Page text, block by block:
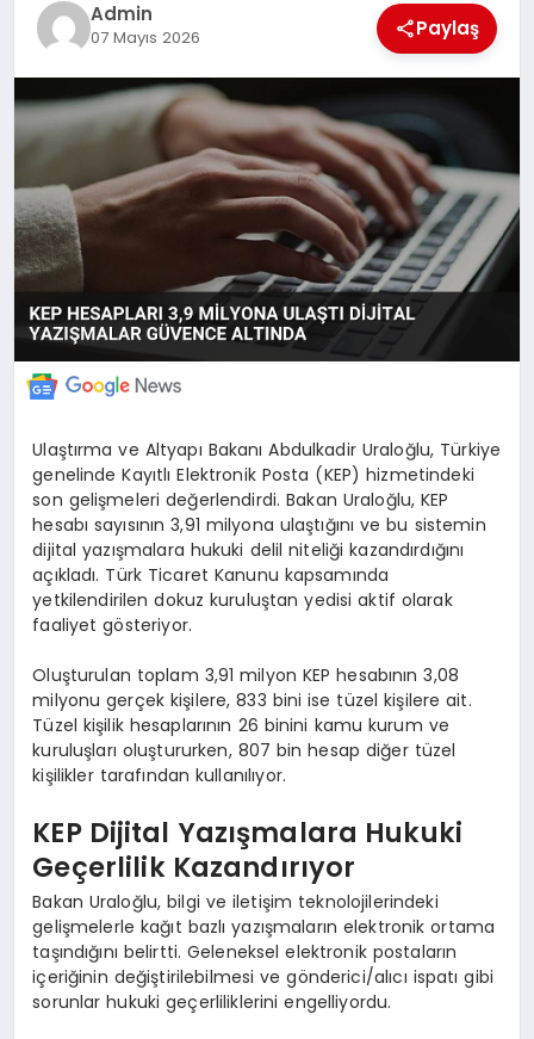
POLITIKA
SPOR
ILETİŞİM
KÜNYE
Admin
07 Mayıs 2026 Paylaş
Ulaştırma ve Altyapı Bakanı Abdulkadir Uraloğlu, Türkiye
genelinde Kayıtlı Elektronik Posta (KEP) hizmetindeki
son gelişmeleri değerlendirdi. Bakan Uraloğlu, KEP
hesabı sayısının 3,91 milyona ulaştığını ve bu sistemin
dijital yazışmalara hukuki delil niteliği kazandırdığını
açıkladı. Türk Ticaret Kanunu kapsamında
yetkilendirilen dokuz kuruluştan yedisi aktif olarak
faaliyet gösteriyor.
Oluşturulan toplam 3,91 milyon KEP hesabının 3,08
milyonu gerçek kişilere, 833 bini ise tüzel kişilere ait.
Tüzel kişilik hesaplarının 26 binini kamu kurum ve
kuruluşları oluştururken, 807 bin hesap diğer tüzel
kişilikler tarafından kullanılıyor.
KEP Dijital Yazışmalara Hukuki
Geçerlilik Kazandırıyor
Bakan Uraloğlu, bilgi ve iletişim teknolojilerindeki
gelişmelerle kağıt bazlı yazışmaların elektronik ortama
taşındığını belirtti. Geleneksel elektronik postaların
içeriğinin değiştirilebilmesi ve gönderici/alıcı ispatı gibi
sorunlar hukuki geçerliliklerini engelliyordu.